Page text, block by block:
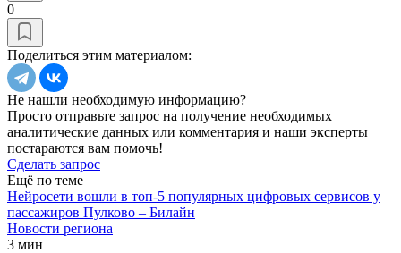
0
Поделиться этим материалом:
Не нашли необходимую информацию?
Просто отправьте запрос на получение необходимых
аналитические данных или комментария и наши эксперты
постараются вам помочь!
Сделать запрос
Ещё по теме
Нейросети вошли в топ-5 популярных цифровых сервисов у
пассажиров Пулково – Билайн
Новости региона
3 мин